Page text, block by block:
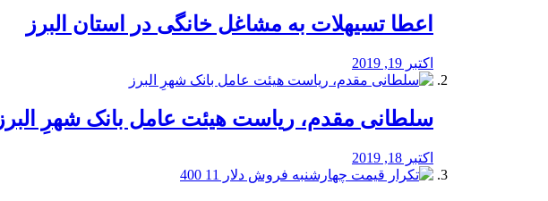
️اعطا تسیهلات به مشاغل خانگی در استان البرز
اکتبر 19, 2019
سلطانی مقدم، ریاست هیئت عامل بانک شهرِ البرز
اکتبر 18, 2019